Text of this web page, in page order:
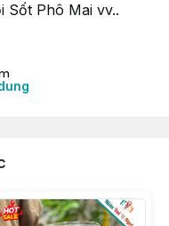
Sốt Phô Mai vv..
đáo